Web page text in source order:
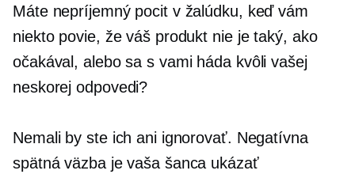
Máte nepríjemný pocit v žalúdku, keď vám
niekto povie, že váš produkt nie je taký, ako
očakával, alebo sa s vami háda kvôli vašej
neskorej odpovedi?
Nemali by ste ich ani ignorovať. Negatívna
spätná väzba je vaša šanca ukázať